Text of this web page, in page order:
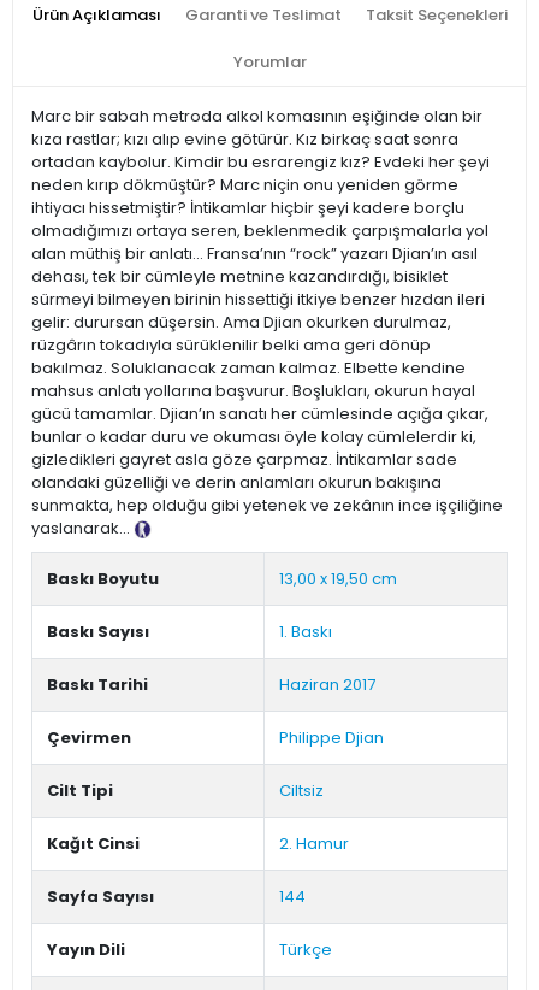
Ürün Açıklaması Garanti ve Teslimat Taksit Seçenekleri
Yorumlar
Marc bir sabah metroda alkol komasının eşiğinde olan bir
kıza rastlar; kızı alıp evine götürür. Kız birkaç saat sonra
ortadan kaybolur. Kimdir bu esrarengiz kız? Evdeki her şeyi
neden kırıp dökmüştür? Marc niçin onu yeniden görme
ihtiyacı hissetmiştir? İntikamlar hiçbir şeyi kadere borçlu
olmadığımızı ortaya seren, beklenmedik çarpışmalarla yol
alan müthiş bir anlatı... Fransa’nın “rock” yazarı Djian’ın asıl
dehası, tek bir cümleyle metnine kazandırdığı, bisiklet
sürmeyi bilmeyen birinin hissettiği itkiye benzer hızdan ileri
gelir: durursan düşersin. Ama Djian okurken durulmaz,
rüzgârın tokadıyla sürüklenilir belki ama geri dönüp
bakılmaz. Soluklanacak zaman kalmaz. Elbette kendine
mahsus anlatı yollarına başvurur. Boşlukları, okurun hayal
gücü tamamlar. Djian’ın sanatı her cümlesinde açığa çıkar,
bunlar o kadar duru ve okuması öyle kolay cümlelerdir ki,
gizledikleri gayret asla göze çarpmaz. İntikamlar sade
olandaki güzelliği ve derin anlamları okurun bakışına
sunmakta, hep olduğu gibi yetenek ve zekânın ince işçiliğine
yaslanarak...
Baskı Boyutu 13,00 x 19,50 cm
Baskı Sayısı 1. Baskı
Baskı Tarihi Haziran 2017
Çevirmen Philippe Djian
Cilt Tipi Ciltsiz
Kağıt Cinsi 2. Hamur
Sayfa Sayısı 144
Yayın Dili Türkçe